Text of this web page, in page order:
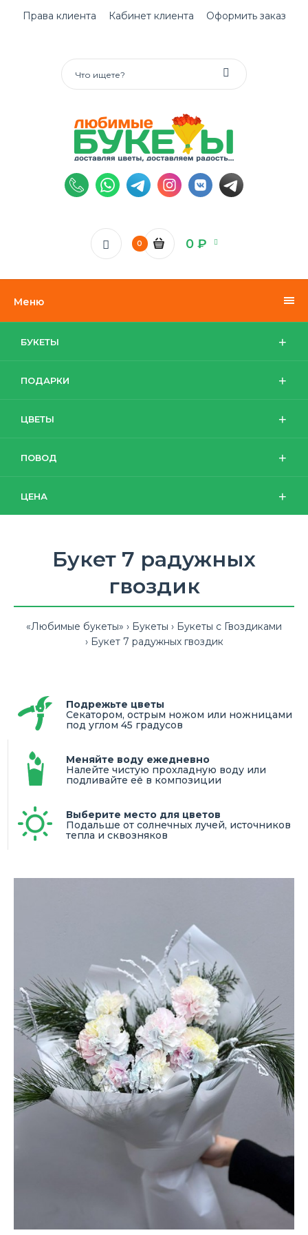
Права клиента Кабинет клиента Оформить заказ
0 0 ₽
Меню
БУКЕТЫ
ПОДАРКИ
ЦВЕТЫ
ПОВОД
ЦЕНА
Букет 7 радужных
гвоздик
«Любимые букеты» Букеты
Букеты с Гвоздиками
Букет 7 радужных гвоздик
Подрежьте цветы
Секатором, острым ножом или ножницами
под углом 45 градусов
Меняйте воду ежедневно
Налейте чистую прохладную воду или
подливайте её в композиции
Выберите место для цветов
Подальше от солнечных лучей, источников
тепла и сквозняков